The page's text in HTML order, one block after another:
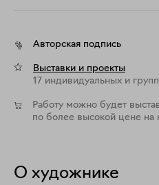
Авторская подпись
Выставки и проекты
17 индивидуальных и
Работу можно будет
по более высокой цене на
О художнике